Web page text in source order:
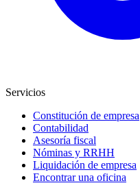
Servicios
Constitución de empresa
Contabilidad
Asesoría fiscal
Nóminas y RRHH
Liquidación de empresa
Encontrar una oficina